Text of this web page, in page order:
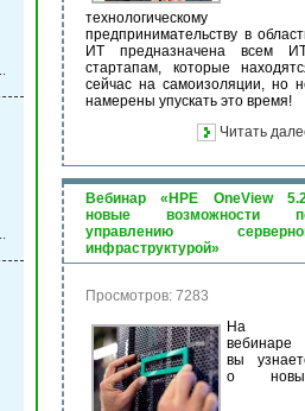
технологическому
предпринимательству в
ИТ предназначена всем
стартапам, которые
сейчас на самоизоляции, но
намерены упускать это время!
Читать
Вебинар «HPE OneView
новые возможности
управлению
инфраструктурой»
Просмотров: 7283
На
вебинаре
вы
о